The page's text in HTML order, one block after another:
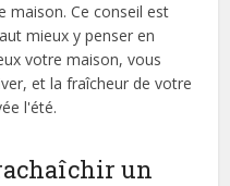
maison. Ce conseil est
mieux y penser en
votre maison, vous
et la fraîcheur de votre
l'été.
un